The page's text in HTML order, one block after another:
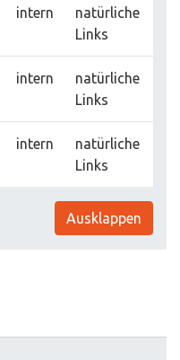
intern
natürliche
Links
intern
natürliche
Links
intern
natürliche
Links
Ausklappen